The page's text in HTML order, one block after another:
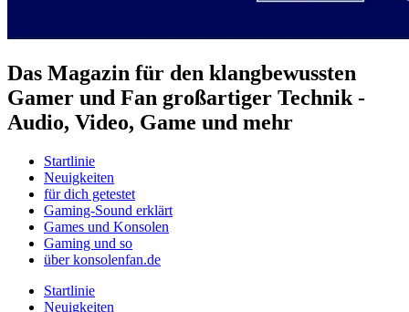
Das Magazin für den klangbewussten
Gamer und Fan großartiger Technik -
Audio, Video, Game und mehr
Startlinie
Neuigkeiten
für dich getestet
Gaming-Sound erklärt
Games und Konsolen
Gaming und so
über konsolenfan.de
Startlinie
Neuigkeiten